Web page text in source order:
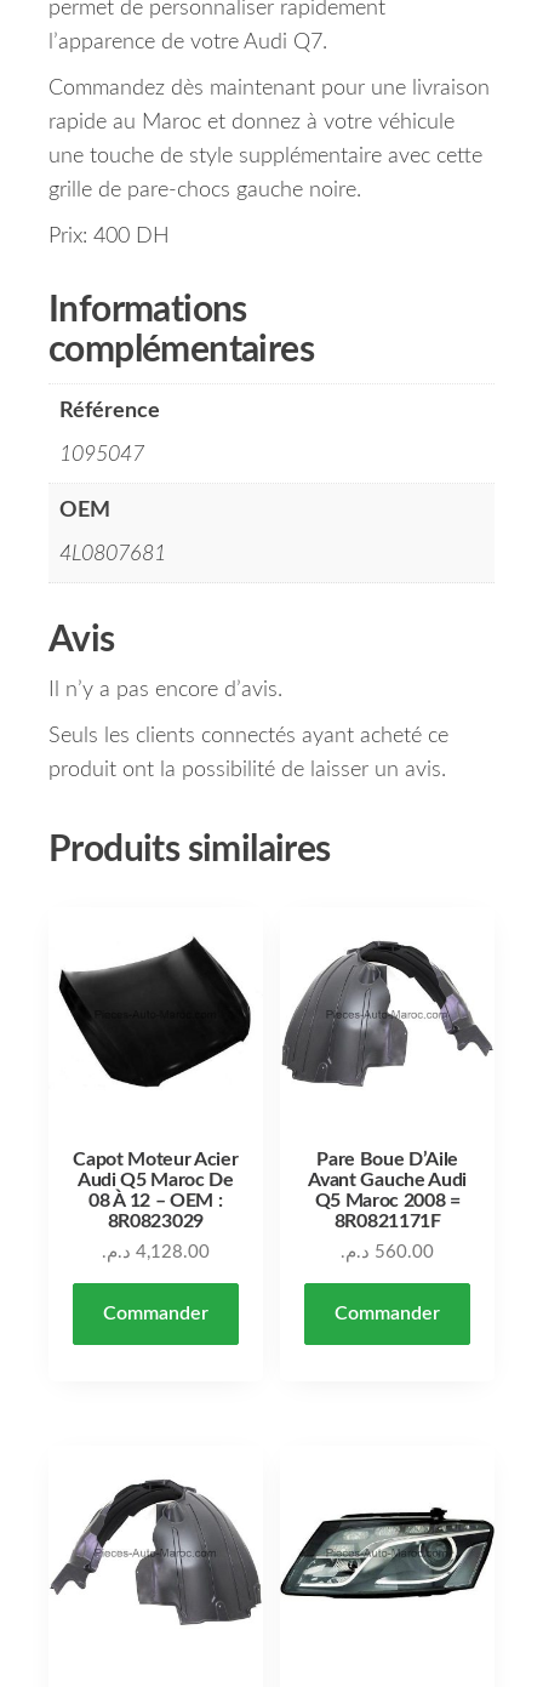
permet de personnaliser rapidement
l’apparence de votre Audi Q7.
Commandez dès maintenant pour une livraison
rapide au Maroc et donnez à votre véhicule
une touche de style supplémentaire avec cette
grille de pare-chocs gauche noire.
Prix: 400 DH
Informations
complémentaires
Référence
1095047
OEM
4L0807681
Avis
Il n’y a pas encore d’avis.
Seuls les clients connectés ayant acheté ce
produit ont la possibilité de laisser un avis.
Produits similaires
Capot Moteur Acier
Audi Q5 Maroc De
08 À 12 – OEM :
8R0823029
4,128.00 د.م.
Commander
Pare Boue D’Aile
Avant Gauche Audi
Q5 Maroc 2008 =
8R0821171F
560.00 د.م.
Commander